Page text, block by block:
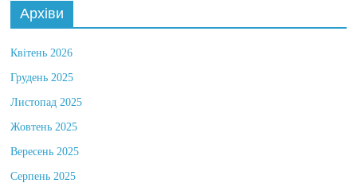
Архіви
Квітень 2026
Грудень 2025
Листопад 2025
Жовтень 2025
Вересень 2025
Серпень 2025